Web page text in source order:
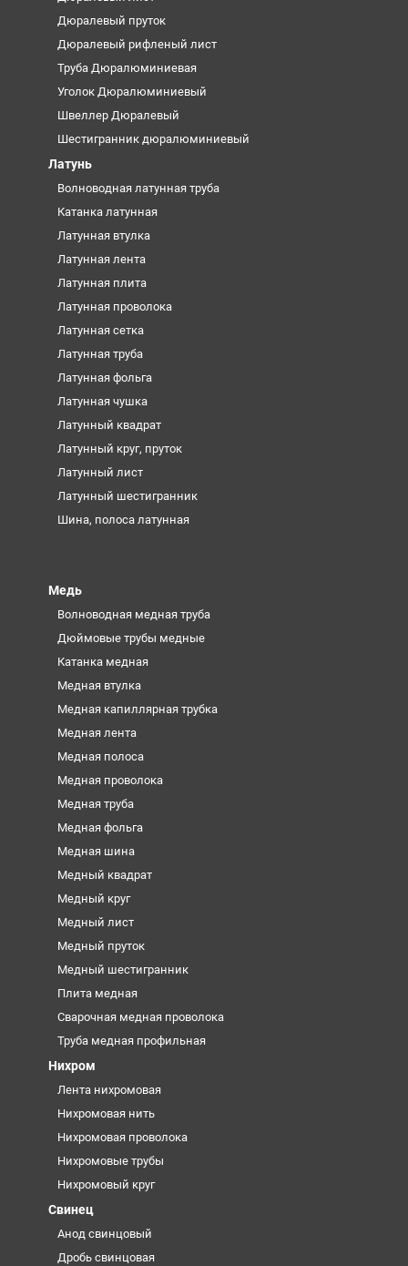
Дюралевый пруток
Дюралевый рифленый лист
Труба Дюралюминиевая
Уголок Дюралюминиевый
Швеллер Дюралевый
Шестигранник дюралюминиевый
Латунь
Волноводная латунная труба
Катанка латунная
Латунная втулка
Латунная лента
Латунная плита
Латунная проволока
Латунная сетка
Латунная труба
Латунная фольга
Латунная чушка
Латунный квадрат
Латунный круг, пруток
Латунный лист
Латунный шестигранник
Шина, полоса латунная
Медь
Волноводная медная труба
Дюймовые трубы медные
Катанка медная
Медная втулка
Медная капиллярная трубка
Медная лента
Медная полоса
Медная проволока
Медная труба
Медная фольга
Медная шина
Медный квадрат
Медный круг
Медный лист
Медный пруток
Медный шестигранник
Плита медная
Сварочная медная проволока
Труба медная профильная
Нихром
Лента нихромовая
Нихромовая нить
Нихромовая проволока
Нихромовые трубы
Нихромовый круг
Свинец
Анод свинцовый
Дробь свинцовая